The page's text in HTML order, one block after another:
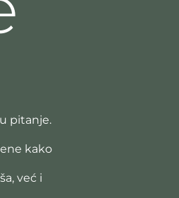
pitanje.
kako
već i